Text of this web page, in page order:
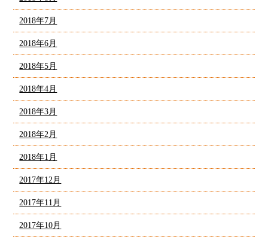
2018年7月
2018年6月
2018年5月
2018年4月
2018年3月
2018年2月
2018年1月
2017年12月
2017年11月
2017年10月